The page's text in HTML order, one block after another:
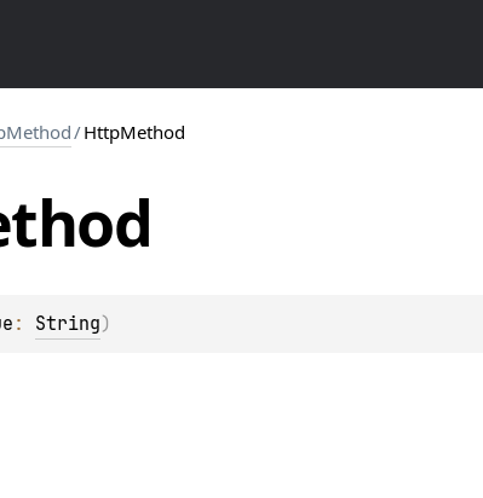
/HttpMethod
: String)